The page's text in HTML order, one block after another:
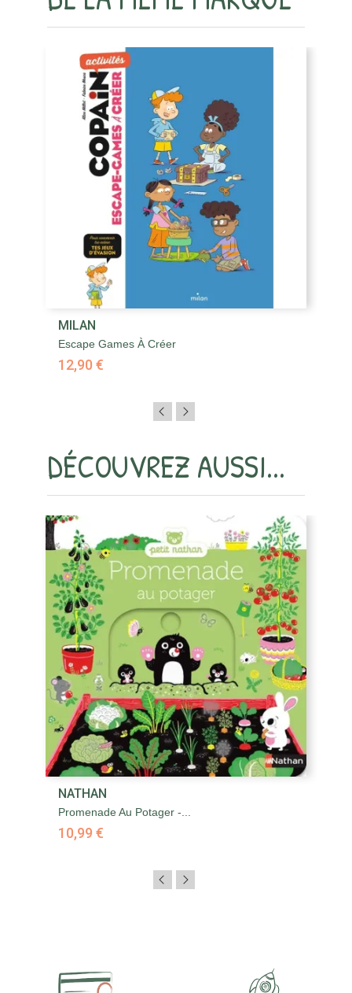
MILAN
Escape Games À Créer
12,90 €
DÉCOUVREZ AUSSI...
NATHAN
Promenade Au Potager -...
10,99 €